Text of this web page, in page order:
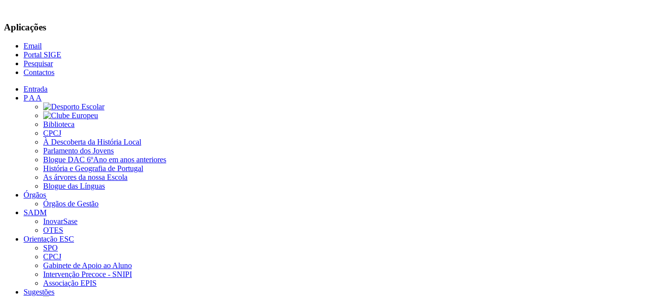
Aplicações
Email
Portal SIGE
Pesquisar
Contactos
Entrada
P A A
Biblioteca
CPCJ
À Descoberta da História Local
Parlamento dos Jovens
Blogue DAC 6ºAno em anos anteriores
História e Geografia de Portugal
As árvores da nossa Escola
Blogue das Línguas
Órgãos
Órgãos de Gestão
SADM
InovarSase
OTES
Orientação ESC
SPO
CPCJ
Gabinete de Apoio ao Aluno
Intervenção Precoce - SNIPI
Associação EPIS
Sugestões